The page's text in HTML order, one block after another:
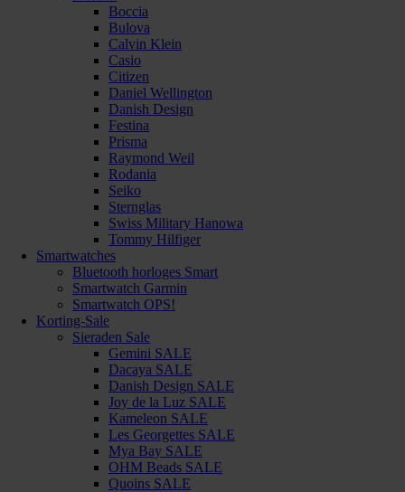
Boccia
Bulova
Calvin Klein
Casio
Citizen
Daniel Wellington
Danish Design
Festina
Prisma
Raymond Weil
Rodania
Seiko
Sternglas
Swiss Military Hanowa
Tommy Hilfiger
Smartwatches
Bluetooth horloges Smart
Smartwatch Garmin
Smartwatch OPS!
Korting-Sale
Sieraden Sale
Gemini SALE
Dacaya SALE
Danish Design SALE
Joy de la Luz SALE
Kameleon SALE
Les Georgettes SALE
Mya Bay SALE
OHM Beads SALE
Quoins SALE